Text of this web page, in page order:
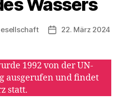
Wassers
22. März 2024
1992 von der UN-
ausgerufen und findet
statt.